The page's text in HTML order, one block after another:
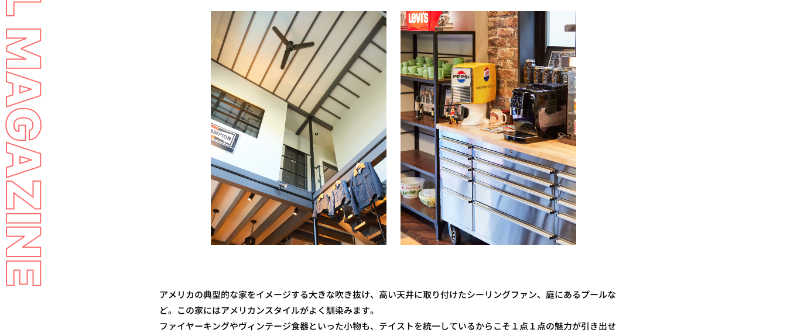
アメリカの典型的な家をイメージする大きな吹き抜け、高い天井に取り付けたシーリングファン、庭にあるプールな
ど。この家にはアメリカンスタイルがよく馴染みます。
ファイヤーキングやヴィンテージ食器といった小物も、テイストを統一しているからこそ１点１点 の魅力が引き出せ